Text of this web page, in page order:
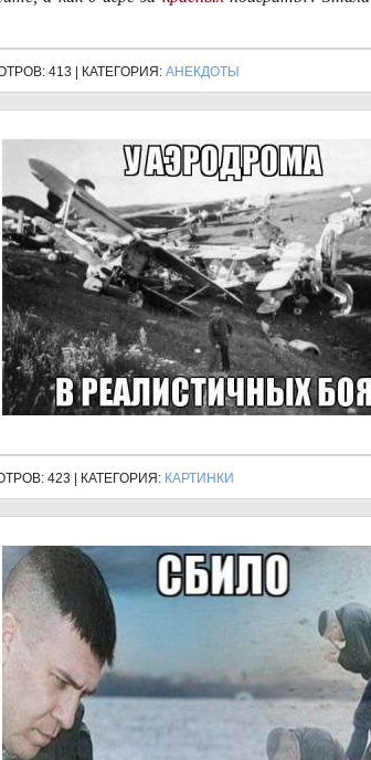
413 | КАТЕГОРИЯ: АНЕКДОТЫ
423 | КАТЕГОРИЯ: КАРТИНКИ